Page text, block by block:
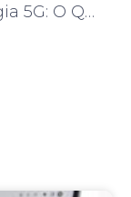
Tecnologia 5G: O Que Esperar nos Próximos Anos